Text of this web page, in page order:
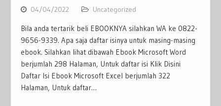
04/04/2022 Uncategorized
Bila anda tertarik beli EBOOKNYA silahkan WA ke 0822-
9656-9339. Apa saja daftar isinya untuk masing-masing
ebook. Silahkan lihat dibawah Ebook Microsoft Word
berjumlah 298 Halaman, Untuk daftar isi Klik Disini
Daftar Isi Ebook Microsoft Excel berjumlah 322
Halaman, Untuk daftar…